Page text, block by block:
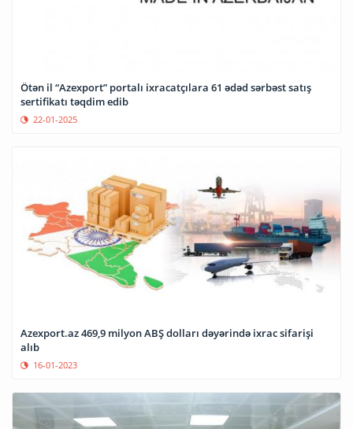
Ötən il “Azexport” portalı ixracatçılara 61 ədəd sərbəst satış
sertifikatı təqdim edib
22-01-2025
Azexport.az 469,9 milyon ABŞ dolları dəyərində ixrac sifarişi
alıb
16-01-2023